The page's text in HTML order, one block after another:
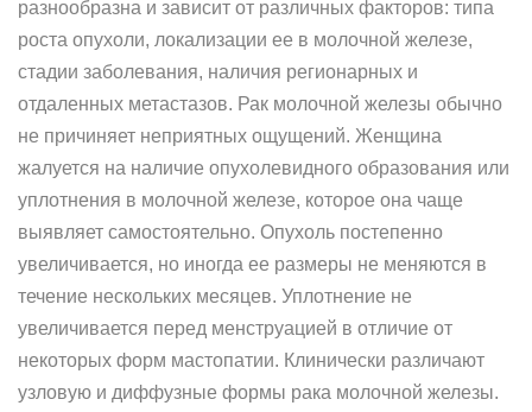
разнообразна и зависит от различных факторов: типа
роста опухоли, локализации ее в молочной железе,
стадии заболевания, наличия регионарных и
отдаленных метастазов. Рак молочной железы обычно
не причиняет неприятных ощущений. Женщина
жалуется на наличие опухолевидного образования или
уплотнения в молочной железе, которое она чаще
выявляет самостоятельно. Опухоль постепенно
увеличивается, но иногда ее размеры не меняются в
течение нескольких месяцев. Уплотнение не
увеличивается перед менструацией в отличие от
некоторых форм мастопатии. Клинически различают
узловую и диффузные формы рака молочной железы.